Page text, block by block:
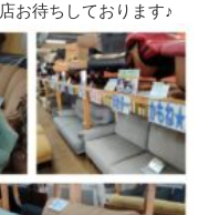
お待ちしております♪